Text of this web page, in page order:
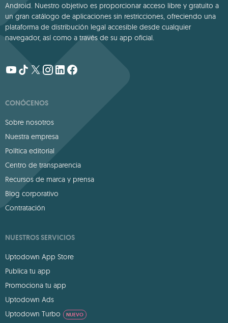
Android. Nuestro objetivo es proporcionar acceso libre y gratuito a
un gran catálogo de aplicaciones sin restricciones, ofreciendo una
plataforma de distribución legal accesible desde cualquier
navegador, así como a través de su app oficial.
CONÓCENOS
Sobre nosotros
Nuestra empresa
Política editorial
Centro de transparencia
Recursos de marca y prensa
Blog corporativo
Contratación
NUESTROS SERVICIOS
Uptodown App Store
Publica tu app
Promociona tu app
Uptodown Ads
Uptodown Turbo
NUEVO